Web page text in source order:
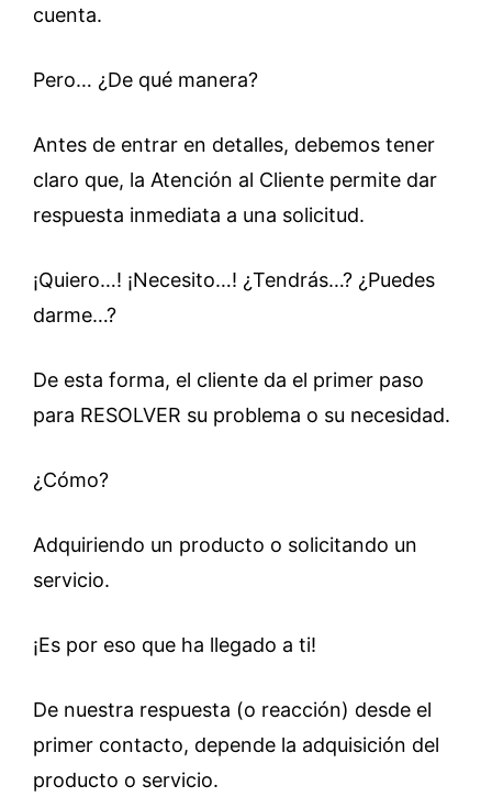
cuenta.
Pero… ¿De qué manera?
Antes de entrar en detalles, debemos tener
claro que, la Atención al Cliente permite dar
respuesta inmediata a una solicitud.
¡Quiero…! ¡Necesito…! ¿Tendrás…? ¿Puedes
darme…?
De esta forma, el cliente da el primer paso
para RESOLVER su problema o su necesidad.
¿Cómo?
Adquiriendo un producto o solicitando un
servicio.
¡Es por eso que ha llegado a ti!
De nuestra respuesta (o reacción) desde el
primer contacto, depende la adquisición del
producto o servicio.